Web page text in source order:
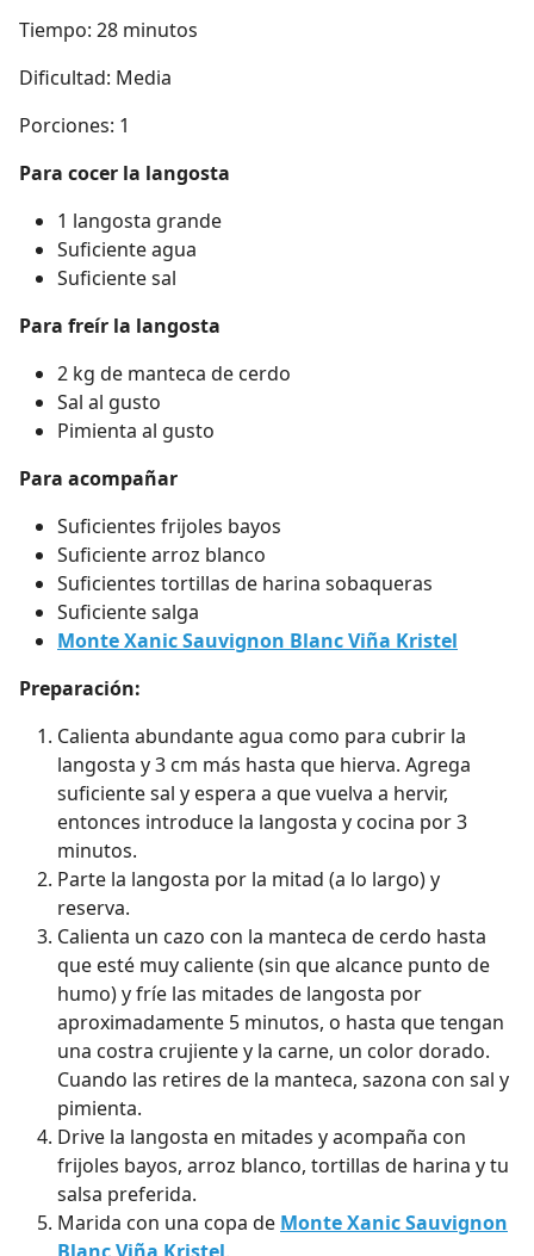
Tiempo: 28 minutos
Dificultad: Media
Porciones: 1
Para cocer la langosta
1 langosta grande
Suficiente agua
Suficiente sal
Para freír la langosta
2 kg de manteca de cerdo
Sal al gusto
Pimienta al gusto
Para acompañar
Suficientes frijoles bayos
Suficiente arroz blanco
Suficientes tortillas de harina sobaqueras
Suficiente salga
Monte Xanic Sauvignon Blanc Viña Kristel
Preparación:
Calienta abundante agua como para cubrir la
langosta y 3 cm más hasta que hierva. Agrega
suficiente sal y espera a que vuelva a hervir,
entonces introduce la langosta y cocina por 3
minutos.
Parte la langosta por la mitad (a lo largo) y
reserva.
Calienta un cazo con la manteca de cerdo hasta
que esté muy caliente (sin que alcance punto de
humo) y fríe las mitades de langosta por
aproximadamente 5 minutos, o hasta que tengan
una costra crujiente y la carne, un color dorado.
Cuando las retires de la manteca, sazona con sal y
pimienta.
Drive la langosta en mitades y acompaña con
frijoles bayos, arroz blanco, tortillas de harina y tu
salsa preferida.
Marida con una copa de Monte Xanic Sauvignon